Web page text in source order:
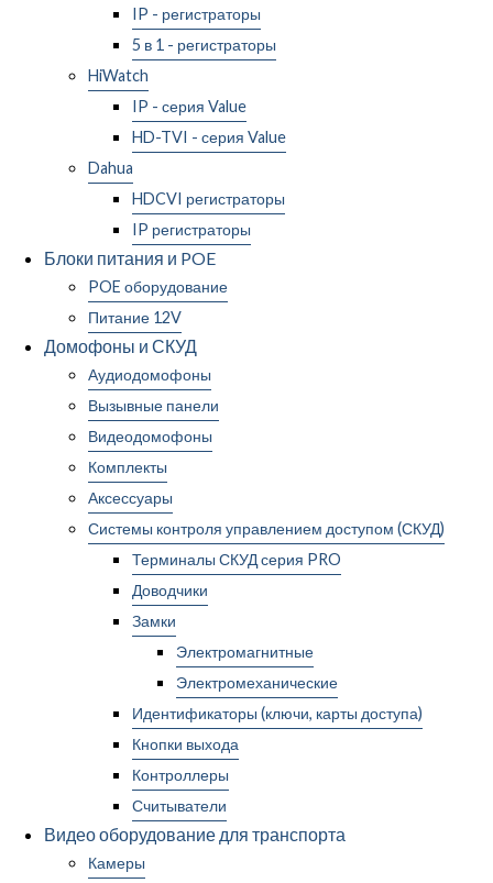
IP - регистраторы
5 в 1 - регистраторы
HiWatch
IP - серия Value
HD-TVI - серия Value
Dahua
HDCVI регистраторы
IP регистраторы
Блоки питания и POE
POE оборудование
Питание 12V
Домофоны и СКУД
Аудиодомофоны
Вызывные панели
Видеодомофоны
Комплекты
Аксессуары
Системы контроля управлением доступом (СКУД)
Терминалы СКУД серия PRO
Доводчики
Замки
Электромагнитные
Электромеханические
Идентификаторы (ключи, карты доступа)
Кнопки выхода
Контроллеры
Считыватели
Видео оборудование для транспорта
Камеры